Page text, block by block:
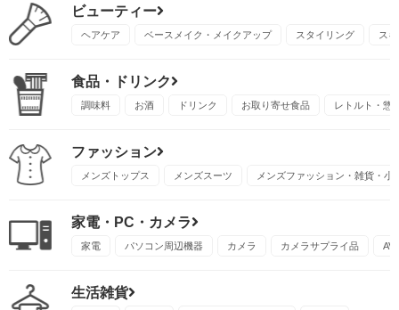
ビューティー
ヘアケア ベースメイク・メイクアップ スタイリング ス
食品・ドリンク
調味料 お酒 ドリンク お取り寄せ食品 レトルト・惣
ファッション
メンズトップス メンズスーツ メンズファッション・雑貨・小
家電・PC・カメラ
家電 パソコン周辺機器 カメラ カメラサプライ品 AV
生活雑貨